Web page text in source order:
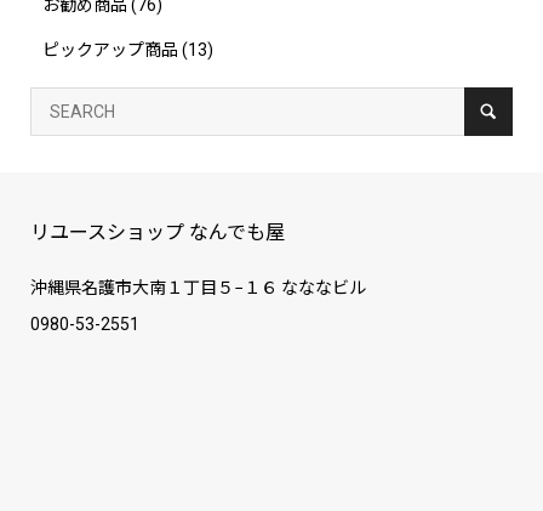
お勧め商品 (76)
ピックアップ商品 (13)
リユースショップ なんでも屋
沖縄県名護市大南１丁目５−１６ なななビル
0980-53-2551